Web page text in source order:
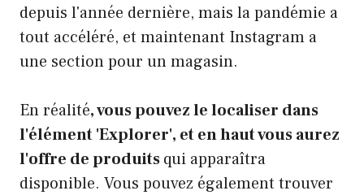
depuis l'année dernière, mais la pandémie a
tout accéléré, et maintenant Instagram a
une section pour un magasin.
En réalité, vous pouvez le localiser dans
l'élément 'Explorer', et en haut vous aurez
l'offre de produitsqui apparaîtra
disponible. Vous pouvez également trouver